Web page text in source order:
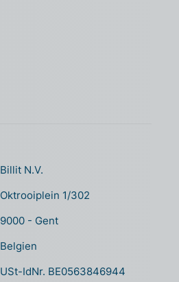
Billit N.V.
Oktrooiplein 1/302
9000 - Gent
Belgien
USt-IdNr. BE0563846944